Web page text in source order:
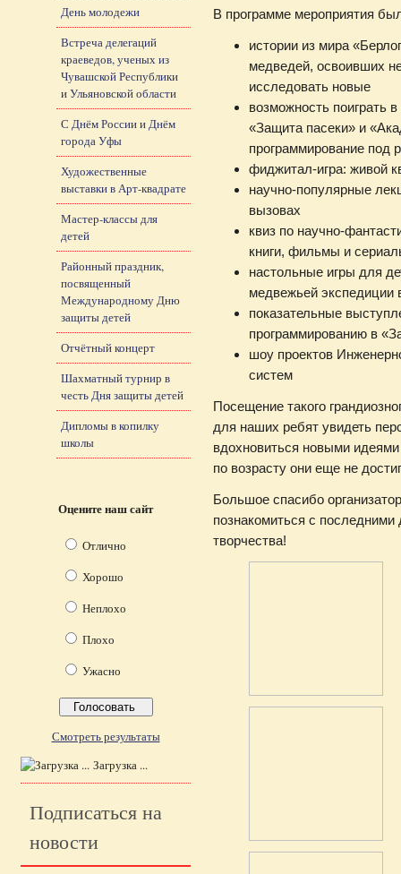
В программе мероприятия
истории из мира
медведей, освоивших
исследовать новые
возможность поиграть
«Защита пасеки» и
программирование под
фиджитал-игра: живой
научно-популярные
вызовах
квиз по научно-
книги, фильмы и
настольные игры для
медвежьей экспедиции
показательные
программированию в
шоу проектов
систем
Посещение такого
для наших ребят увидеть
вдохновиться новыми
по возрасту они еще не
Большое спасибо
познакомиться с последними
творчества!
День молодежи
Встреча делегаций
краеведов, ученых из
Чувашской Республики
и Ульяновской области
С Днём России и Днём
города Уфы
Художественные
выставки в Арт-квадрате
Мастер-классы для
детей
Районный праздник,
посвященный
Международному Дню
защиты детей
Отчётный концерт
Шахматный турнир в
честь Дня защиты детей
Дипломы в копилку
школы
Оцените наш сайт
Отлично
Хорошо
Неплохо
Плохо
Ужасно
Смотреть результаты
Загрузка ...
Подписаться на
новости